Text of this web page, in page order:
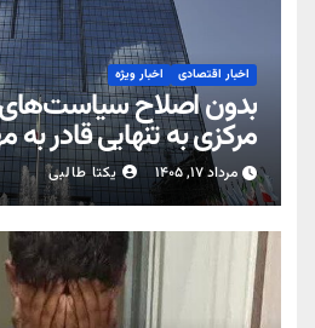
اخبار اقتصادی اخبار ویژه
بدون اصلاح سیاست‌های
مرکزی به تنهایی قادر
مرداد ۱۷, ۱۴۰۵ یکتا طالبی